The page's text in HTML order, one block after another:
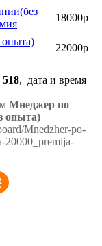
18000р
опыта)
22000р
518, дата и время
Мнеджер по
опыта)
Mnedzher-po-
20000_premija-